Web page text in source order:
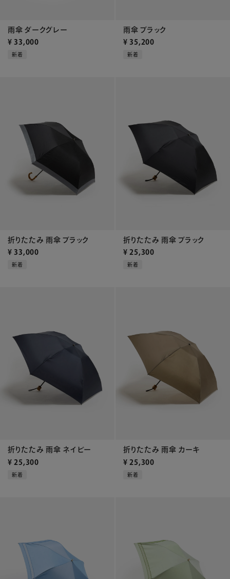
雨傘 ダークグレー
¥ 33,000
新着
雨傘 ブラック
¥ 35,200
新着
折りたたみ 雨傘 ブラック
¥ 33,000
新着
折りたたみ 雨傘 ブラック
¥ 25,300
新着
折りたたみ 雨傘 ネイビー
¥ 25,300
新着
折りたたみ 雨傘 カーキ
¥ 25,300
新着